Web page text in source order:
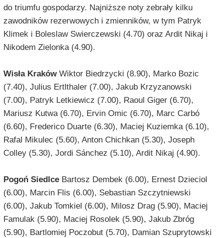
do triumfu gospodarzy. Najniższe noty zebrały kilku
zawodników rezerwowych i zmienników, w tym Patryk
Klimek i Boleslaw Swierczewski (4.70) oraz Ardit Nikaj i
Nikodem Zielonka (4.90).
Wisła KrakówWiktor Biedrzycki (8.90), Marko Bozic
(7.40), Julius Ertlthaler (7.00), Jakub Krzyzanowski
(7.00), Patryk Letkiewicz (7.00), Raoul Giger (6.70),
Mariusz Kutwa (6.70), Ervin Omic (6.70), Marc Carbó
(6.60), Frederico Duarte (6.30), Maciej Kuziemka (6.10),
Rafal Mikulec (5.60), Anton Chichkan (5.30), Joseph
Colley (5.30), Jordi Sánchez (5.10), Ardit Nikaj (4.90).
Pogoń SiedlceBartosz Dembek (6.00), Ernest Dzieciol
(6.00), Marcin Flis (6.00), Sebastian Szczytniewski
(6.00), Jakub Tomkiel (6.00), Milosz Drag (5.90), Maciej
Famulak (5.90), Maciej Rosolek (5.90), Jakub Zbróg
(5.90), Bartlomiej Poczobut (5.70), Damian Szuprytowski